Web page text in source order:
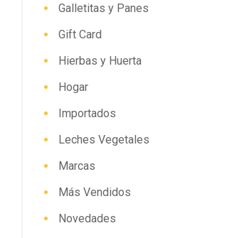
Galletitas y Panes
Gift Card
Hierbas y Huerta
Hogar
Importados
Leches Vegetales
Marcas
Más Vendidos
Novedades